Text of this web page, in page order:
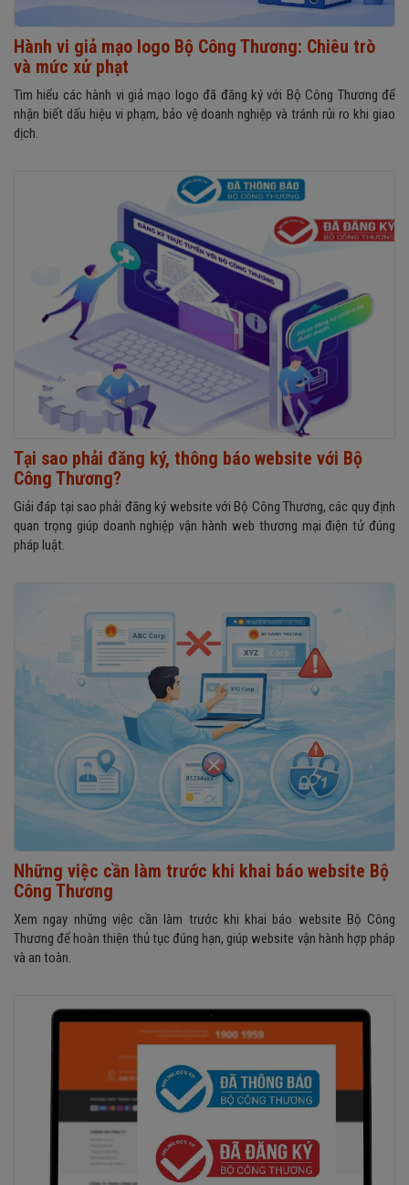
Hành vi giả mạo logo Bộ Công Thương: Chiêu trò
và mức xử phạt
Tìm hiểu các hành vi giả mạo logo đã đăng ký với Bộ Công Thương để
nhận biết dấu hiệu vi phạm, bảo vệ doanh nghiệp và tránh rủi ro khi giao
dịch.
Tại sao phải đăng ký, thông báo website với Bộ
Công Thương?
Giải đáp tại sao phải đăng ký website với Bộ Công Thương, các quy định
quan trọng giúp doanh nghiệp vận hành web thương mại điện tử đúng
pháp luật.
Những việc cần làm trước khi khai báo website Bộ
Công Thương
Xem ngay những việc cần làm trước khi khai báo website Bộ Công
Thương để hoàn thiện thủ tục đúng hạn, giúp website vận hành hợp pháp
và an toàn.